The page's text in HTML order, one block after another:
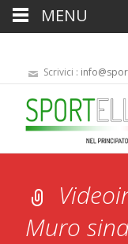
Scrivici :
Muro
MENU